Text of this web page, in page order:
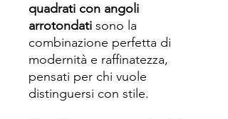
quadrati con angoli
arrotondati sono la
combinazione perfetta di
modernità e raffinatezza,
pensati per chi vuole
distinguersi con stile.